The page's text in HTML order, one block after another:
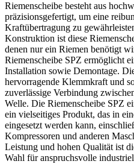
Riemenscheibe besteht aus
präzisionsgefertigt, um eine
Kraftübertragung zu
Konstruktion ist diese
denen nur ein Riemen benötigt
Riemenscheibe SPZ ermöglicht
Installation sowie Demontage.
hervorragende Klemmkraft und
zuverlässige Verbindung
Welle. Die Riemenscheibe SPZ
ein vielseitiges Produkt, das in
eingesetzt werden kann,
Kompressoren und anderen
Leistung und hohen Qualität ist
Wahl für anspruchsvolle